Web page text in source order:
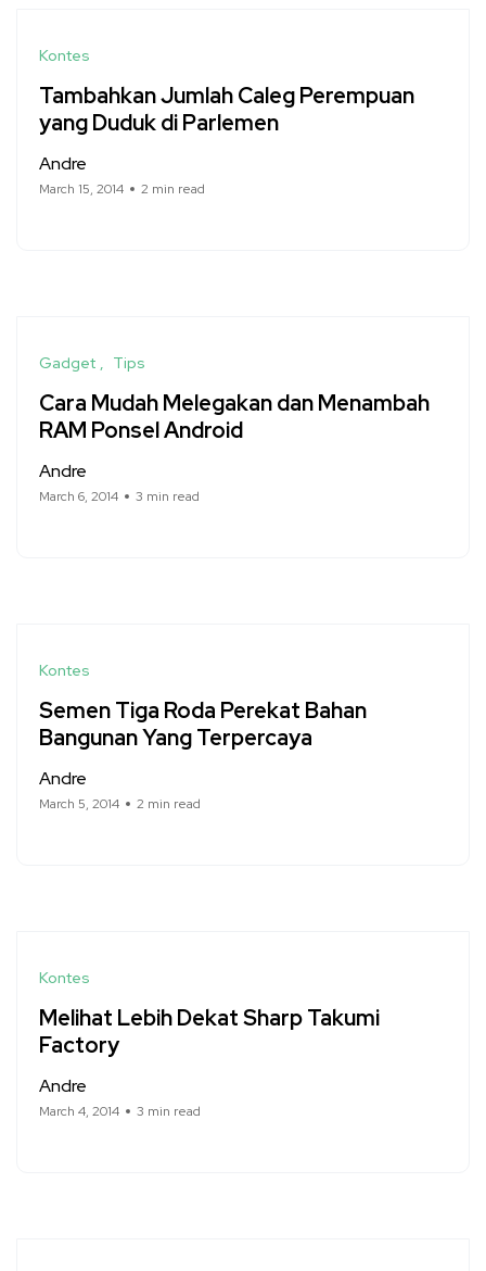
Kontes
Tambahkan Jumlah Caleg Perempuan
yang Duduk di Parlemen
Andre
March 15, 2014 2 min read
Gadget Tips
Cara Mudah Melegakan dan Menambah
RAM Ponsel Android
Andre
March 6, 2014 3 min read
Kontes
Semen Tiga Roda Perekat Bahan
Bangunan Yang Terpercaya
Andre
March 5, 2014 2 min read
Kontes
Melihat Lebih Dekat Sharp Takumi
Factory
Andre
March 4, 2014 3 min read